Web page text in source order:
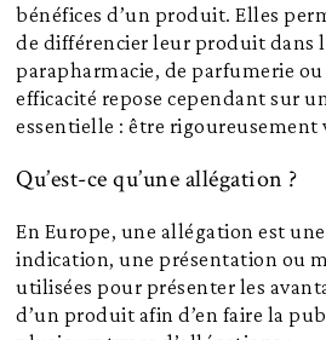
bénéfices d’un produit. Elles
de différencier leur produit dans
parapharmacie, de parfumerie
efficacité repose cependant sur
essentielle : être rigoureusement
Qu’est-ce qu’une allégation ?
En Europe, une allégation est
indication, une présentation ou
utilisées pour présenter les
d’un produit afin d’en faire la